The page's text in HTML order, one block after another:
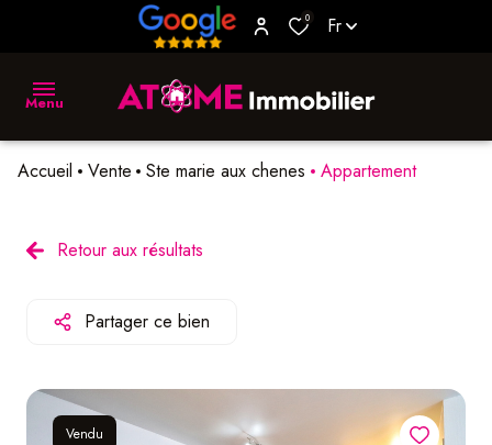
0 Fr
Menu
vente
estimer
Accueil Vente Ste marie aux chenes Appartement
Retour aux résultats
Partager ce bien
Vendu